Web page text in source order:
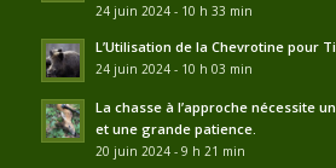
24 juin 2024 - 10 h 33 min
L’Utilisation de la Chevrotine pour
24 juin 2024 - 10 h 03 min
La chasse à l’approche nécessite
et une grande patience.
20 juin 2024 - 9 h 21 min